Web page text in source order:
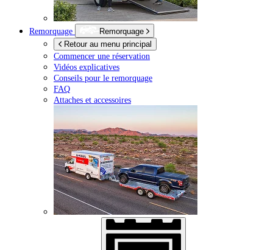
Remorquage
Remorquage
Retour au menu principal
Commencer une réservation
Vidéos explicatives
Conseils pour le remorquage
FAQ
Attaches et accessoires